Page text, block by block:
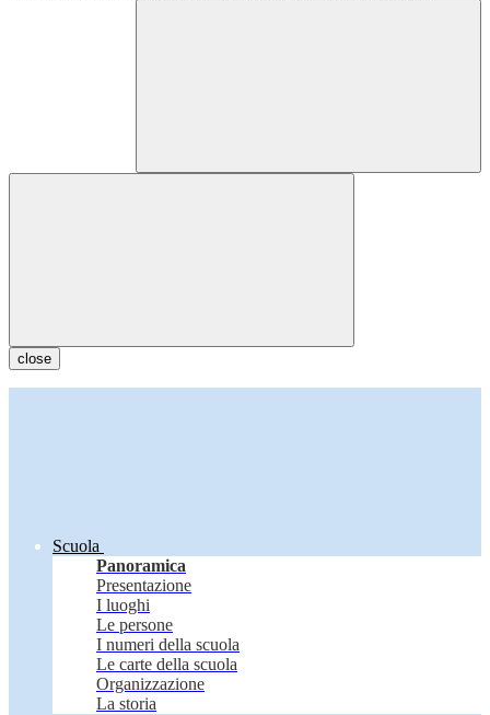
close
Scuola
Panoramica
Presentazione
I luoghi
Le persone
I numeri della scuola
Le carte della scuola
Organizzazione
La storia